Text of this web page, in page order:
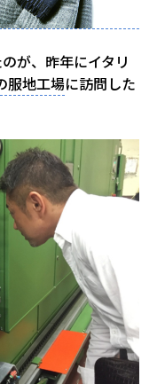
が、昨年にイタリ
服地工場に訪問した